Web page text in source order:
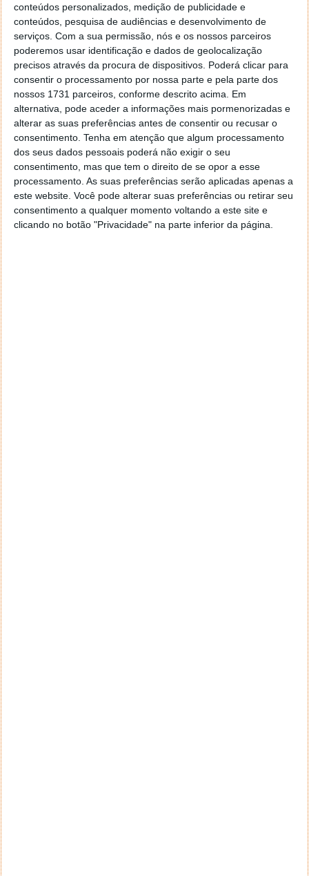
conteúdos personalizados, medição de publicidade e
conteúdos, pesquisa de audiências e desenvolvimento de
serviços. Com a sua permissão, nós e os nossos parceiros
poderemos usar identificação e dados de geolocalização
precisos através da procura de dispositivos. Poderá clicar para
consentir o processamento por nossa parte e pela parte dos
nossos 1731 parceiros, conforme descrito acima. Em
alternativa, pode aceder a informações mais pormenorizadas e
alterar as suas preferências antes de consentir ou recusar o
consentimento. Tenha em atenção que algum processamento
dos seus dados pessoais poderá não exigir o seu
consentimento, mas que tem o direito de se opor a esse
processamento. As suas preferências serão aplicadas apenas a
este website. Você pode alterar suas preferências ou retirar seu
consentimento a qualquer momento voltando a este site e
clicando no botão "Privacidade" na parte inferior da página.
Explicou um porta-voz da Samsung.